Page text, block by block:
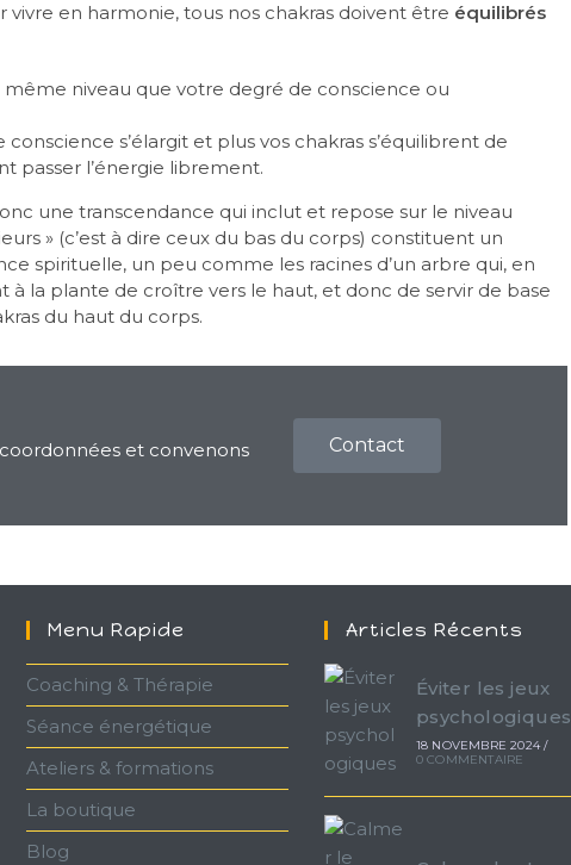
vivre en harmonie, tous nos chakras doivent être équilibrés
même niveau que votre degré de conscience ou
s’élargit et plus vos chakras s’équilibrent de
passer l’énergie librement.
une transcendance qui inclut et repose sur le niveau
» (c’est à dire ceux du bas du corps) constituent un
spirituelle, un peu comme les racines d’un arbre qui, en
à la plante de croître vers le haut, et donc de servir de base
du haut du corps.
et convenons
Contact
Menu Rapide
Coaching & Thérapie
Séance énergétique
Ateliers & formations
La boutique
Blog
Articles Récents
Éviter les jeux
psychologiques
18 NOVEMBRE 2024 /
0 COMMENTAIRE